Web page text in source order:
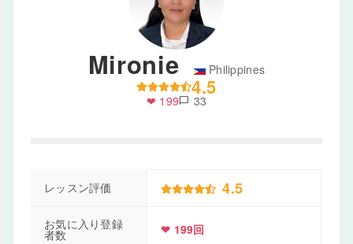
Mironie Philippines
4.5
❤ 199chat_bubble 33
レッスン評価 4.5
お気に入り登録
者数 ❤ 199回